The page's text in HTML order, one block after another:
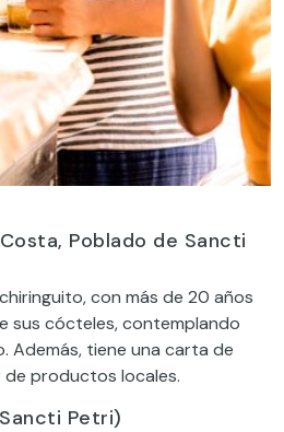
Poblado de Sancti
con más de 20 años
sus cócteles, contemplando
Además, tiene una carta de
productos locales.
Petri)